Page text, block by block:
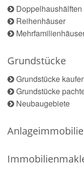
Doppelhaushälften
Reihenhäuser
Grundstücke
Grundstücke
Grundstücke
Neubaugebiete